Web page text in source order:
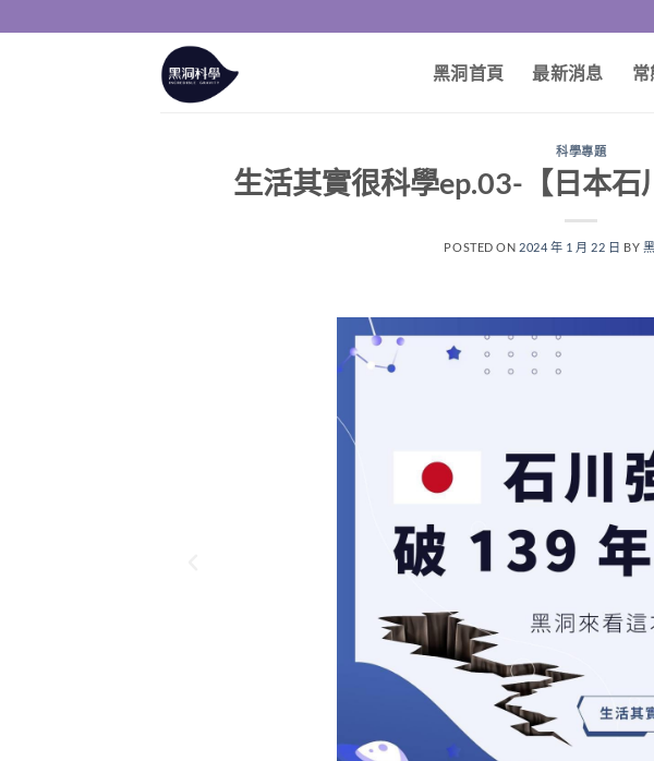
黑洞首頁 最新消息
科學專題
生活其實很科學ep.03-【日本石
POSTED ON 2024 年 1 月 22 日 BY